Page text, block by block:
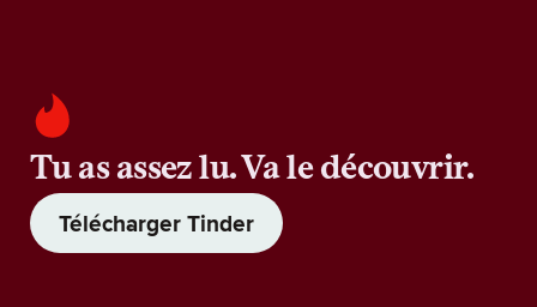
Tu as assez lu. Va le découvrir.
Télécharger Tinder